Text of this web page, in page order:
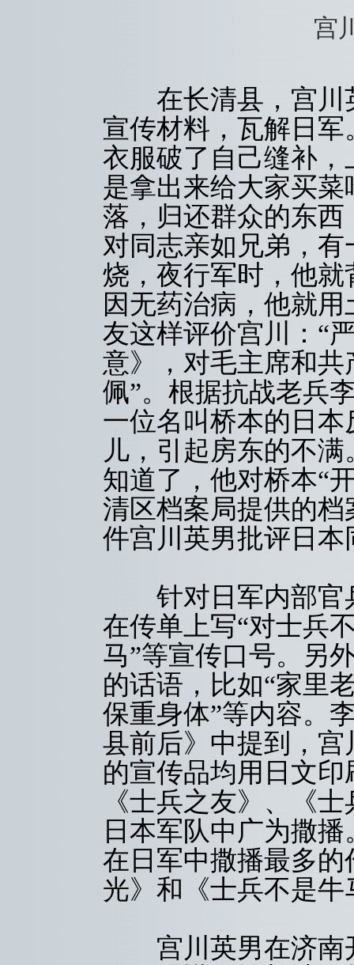
宫
在长清县，宫川
宣传材料，瓦解日
衣服破了自己缝补
是拿出来给大家买
落，归还群众的东
对同志亲如兄弟，
烧，夜行军时，他
因无药治病，他就
友这样评价宫川：“
意》，对毛主席和
佩”。根据抗战老兵
一位名叫桥本的日
儿，引起房东的不
知道了，他对桥本“
清区档案局提供的
件宫川英男批评日本
针对日军内部官
在传单上写“对士兵
马”等宣传口号。另
的话语，比如“家里
保重身体”等内容。
县前后》中提到，
的宣传品均用日文印
《士兵之友》、《
日本军队中广为撒
在日军中撒播最多
光》和《士兵不是牛
宫川英男在济南